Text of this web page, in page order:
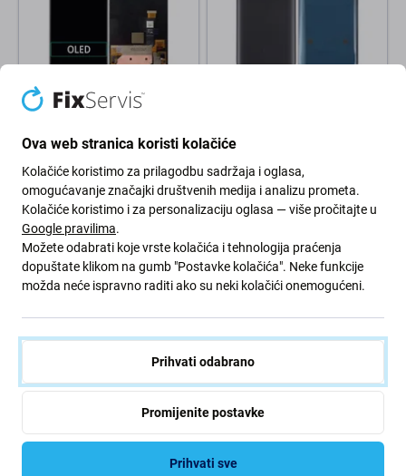
Asus
LCD zaslon + zaslon osjetljiv
40,95 € 71,12 €
Poklopac baterije (obsidian
16,24 €
Asus ZenFone 8 ZS590KS -
Asus
Asus Zenfone 4 Pro ZS551KL -
na dodir (Black) TFT
Ova web stranica koristi kolačiće
Kolačiće koristimo za prilagodbu sadržaja i oglasa,
omogućavanje značajki društvenih medija i analizu prometa.
Kolačiće koristimo i za personalizaciju oglasa — više pročitajte u
Google pravilima.
Možete odabrati koje vrste kolačića i tehnologija praćenja
dopuštate klikom na gumb "Postavke kolačića". Neke funkcije
možda neće ispravno raditi ako su neki kolačići onemogućeni.
Prihvati odabrano
Promijenite postavke
Prihvati sve